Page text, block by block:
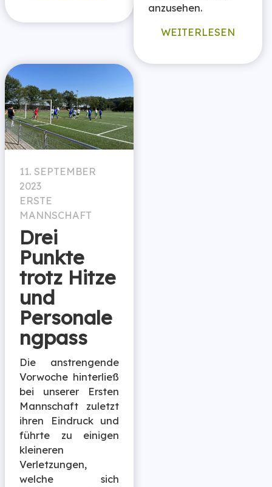
anzusehen.
WEITERLESEN
11. SEPTEMBER
2023
ERSTE
MANNSCHAFT
Drei
Punkte
trotz Hitze
und
Personale
ngpass
Die anstrengende
Vorwoche hinterließ
bei unserer Ersten
Mannschaft zuletzt
ihren Eindruck und
führte zu einigen
kleineren
Verletzungen,
welche sich